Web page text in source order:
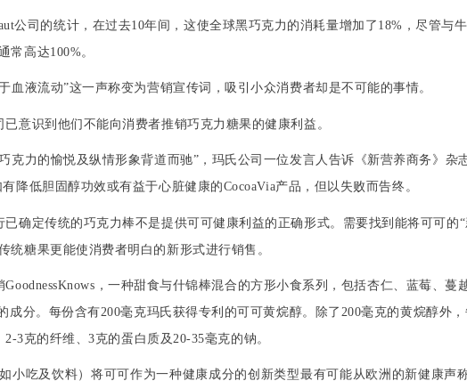
公司的统计，在过去10年间，这使全球黑巧克力 的消耗量增加了 18% ，尽管与
常高达100%。
血液流动”这一声称变为营销宣传词，吸引小众消费者却是不可能的事情。
已意识到他们不能向消费者推销巧克力糖果 的健康利益。
克力 的愉悦及纵情形象背道而驰”， 玛氏公司 一位发言人告诉 《新营养商务》 杂
有降低胆固醇功效或有益于心脏健康的CocoaVia产品，但以失败而告终。
已确定传统的巧克力棒不是提供可可健康利益的正确形式。需要找到能将可可的
统糖果更能使消费者明白的新形式进行销售。
GoodnessKnows ，一种甜食与什锦棒混合的方形小食系列，包括杏仁、 蓝莓、蔓
成分。每份含有200毫克玛氏获得专利的可可黄烷醇。除了 200毫克的黄烷醇外
2-3克的纤维、3克的蛋白质及20-35毫克的钠。
小吃及饮料）将可可作为一种健康成分的创新类型最有可能从欧洲的新健康声